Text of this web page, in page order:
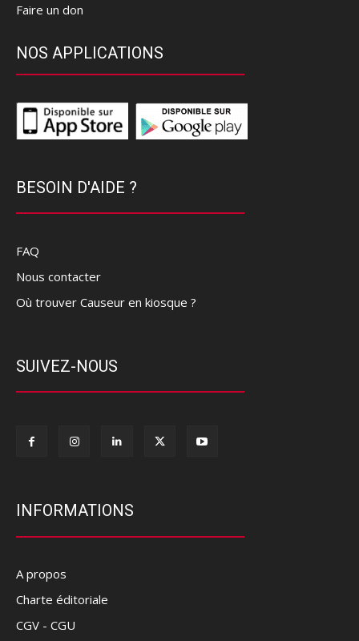
Faire un don
NOS APPLICATIONS
BESOIN D'AIDE ?
FAQ
Nous contacter
Où trouver Causeur en kiosque ?
SUIVEZ-NOUS
INFORMATIONS
A propos
Charte éditoriale
CGV - CGU